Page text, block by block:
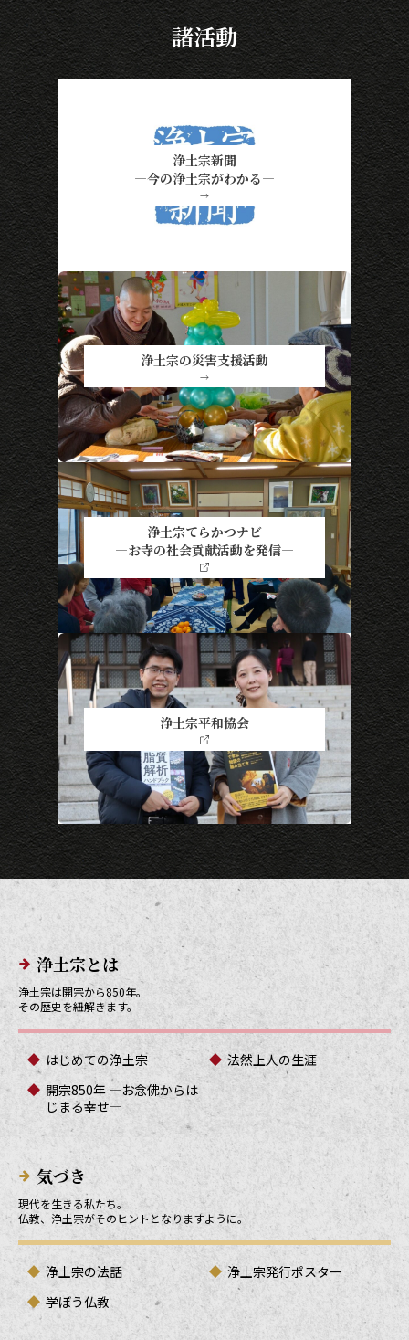
諸活動
浄土宗新聞
―今の浄土宗がわかる―
→
浄土宗の災害支援活動
→
浄土宗てらかつナビ
―お寺の社会貢献活動を発信―
浄土宗平和協会
メインメニューリンク
浄土宗とは
浄土宗は開宗から850年。
その歴史を紐解きます。
はじめての浄土宗
法然上人の生涯
開宗850年 ―お念佛からは
じまる幸せ―
気づき
現代を生きる私たち。
仏教、浄土宗がそのヒントとなりますように。
浄土宗の法話
浄土宗発行ポスター
学ぼう仏教